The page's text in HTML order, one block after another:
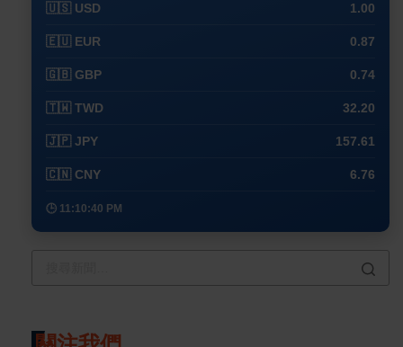
🇺🇸 USD 1.00
🇪🇺 EUR 0.87
🇬🇧 GBP 0.74
🇹🇼 TWD 32.20
🇯🇵 JPY 157.61
🇨🇳 CNY 6.76
🕒 11:10:40 PM